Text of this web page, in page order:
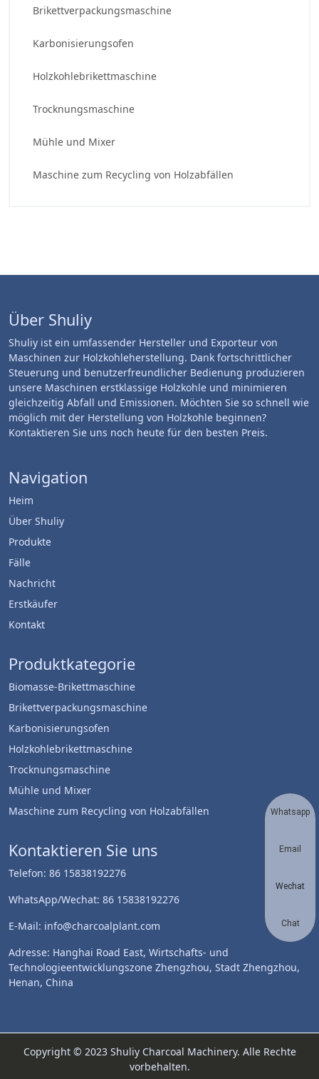
Brikettverpackungsmaschine
Karbonisierungsofen
Holzkohlebrikettmaschine
Trocknungsmaschine
Mühle und Mixer
Maschine zum Recycling von Holzabfällen
Über Shuliy
Shuliy ist ein umfassender Hersteller und Exporteur von
Maschinen zur Holzkohleherstellung. Dank fortschrittlicher
Steuerung und benutzerfreundlicher Bedienung produzieren
unsere Maschinen erstklassige Holzkohle und minimieren
gleichzeitig Abfall und Emissionen. Möchten Sie so schnell wie
möglich mit der Herstellung von Holzkohle beginnen?
Kontaktieren Sie uns noch heute für den besten Preis.
Navigation
Heim
Über Shuliy
Produkte
Fälle
Nachricht
Erstkäufer
Kontakt
Produktkategorie
Biomasse-Brikettmaschine
Brikettverpackungsmaschine
Karbonisierungsofen
Holzkohlebrikettmaschine
Trocknungsmaschine
Mühle und Mixer
Maschine zum Recycling von Holzabfällen
Kontaktieren Sie uns
Telefon: 86 15838192276
WhatsApp/Wechat: 86 15838192276
E-Mail: info@charcoalplant.com
Adresse: Hanghai Road East, Wirtschafts- und
Technologieentwicklungszone Zhengzhou, Stadt Zhengzhou,
Henan, China
Copyright © 2023 Shuliy Charcoal Machinery. Alle Rechte
vorbehalten.
Whatsapp
Email
Wechat
Chat